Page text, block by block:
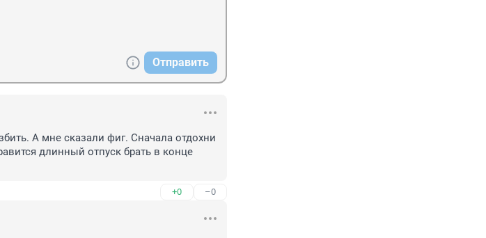
Отправить
А мне сказали фиг. Сначала отдохни
длинный отпуск брать в конце
+0 –0